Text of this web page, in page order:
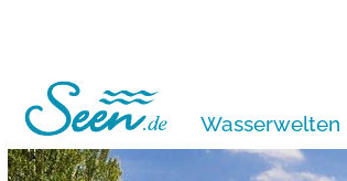
Wasserwelten